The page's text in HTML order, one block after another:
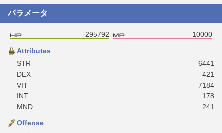
パラメータ
295792 10000
Attributes
STR
6441
DEX
421
VIT
7184
INT
178
MND
241
Offense